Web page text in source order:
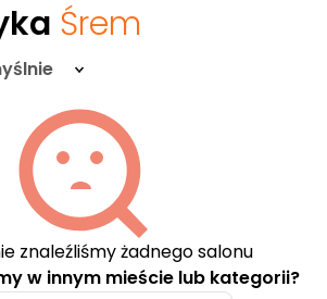
Śrem
znaleźliśmy żadnego salonu
w innym mieście lub kategorii?